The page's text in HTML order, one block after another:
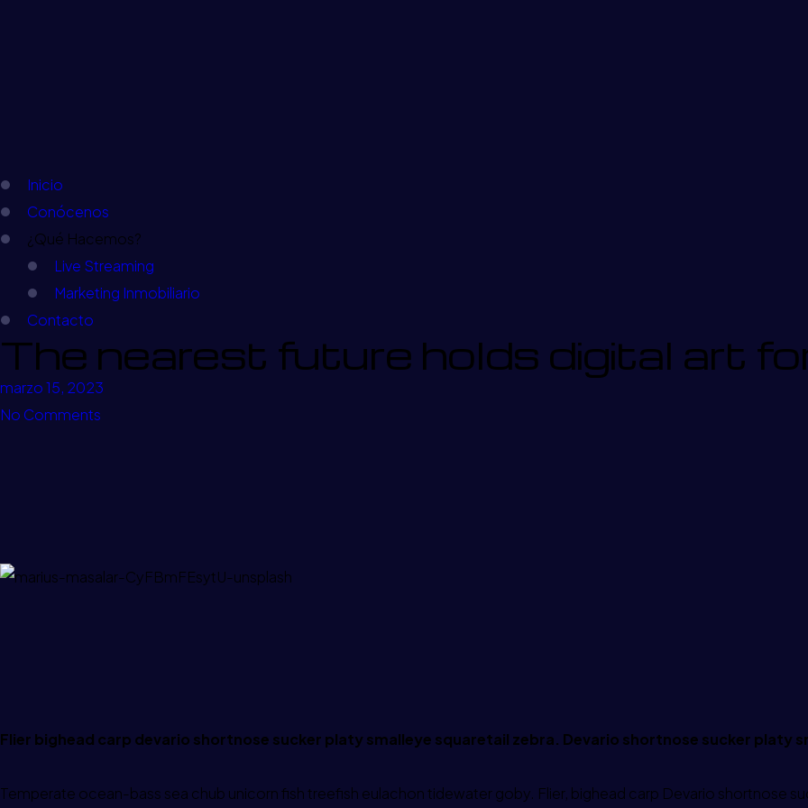
Inicio
Conócenos
¿Qué Hacemos?
Live Streaming
Marketing Inmobiliario
Contacto
The nearest future holds digital art
marzo 15, 2023
No Comments
Flier bighead carp devario shortnose sucker platy smalleye squaretail zebra. Devario shortnose sucker platy
Temperate ocean-bass sea chub unicorn fish treefish eulachon tidewater goby. Flier, bighead carp Devario shortnose